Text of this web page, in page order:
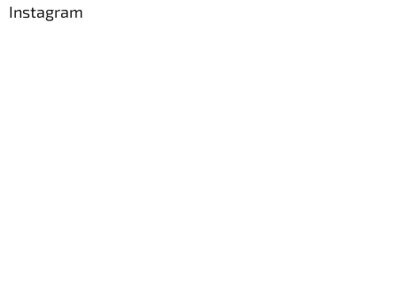
Instagram